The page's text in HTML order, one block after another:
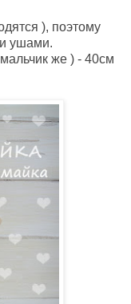
), поэтому
ушами.
же ) - 40см